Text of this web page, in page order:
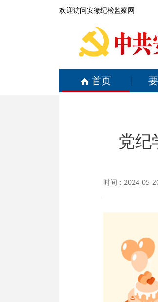
欢迎访问安徽纪检监察网
首页
党纪
时间：2024-05-